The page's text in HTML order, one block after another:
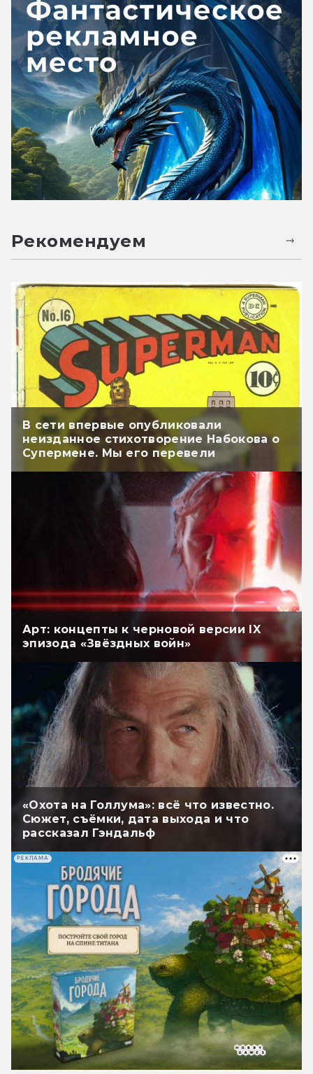
Рекомендуем
В сети впервые опубликовали
неизданное стихотворение Набокова о
Супермене. Мы его перевели
Арт: концепты к черновой версии IX
эпизода «Звёздных войн»
«Охота на Голлума»: всё что известно.
Сюжет, съёмки, дата выхода и что
рассказал Гэндальф
РЕКЛАМА